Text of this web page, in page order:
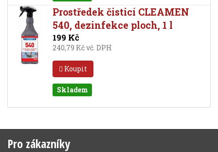
Prostředek čisticí CLEAMEN
540, dezinfekce ploch, 1 l
199 Kč
240,79 Kč vč. DPH
Koupit
Skladem
Pro zákazníky